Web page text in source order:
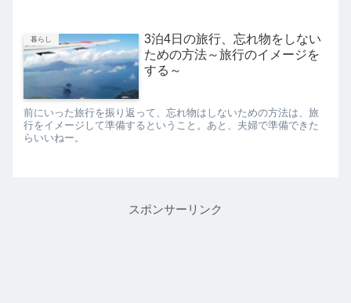
暮らし
3泊4日の旅行、忘れ物をしない
ための方法～旅行のイメージを
する～
前にいった旅行を振り返って、忘れ物はしないための方法は、旅
行をイメージして準備するということ。あと、夫婦で準備できた
らいいねー。
スポンサーリンク